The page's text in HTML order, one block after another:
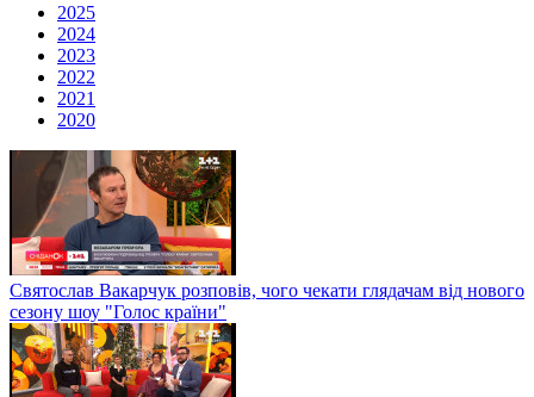
2025
2024
2023
2022
2021
2020
Святослав Вакарчук розповів, чого чекати глядачам від нового
сезону шоу "Голос країни"